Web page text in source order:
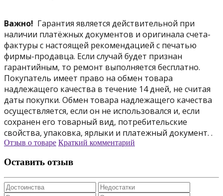
Важно! Гарантия является действительной при
наличии платёжных документов и оригинала счета-
фактуры с настоящей рекомендацией с печатью
фирмы-продавца. Если случай будет признан
гарантийным, то ремонт выполняется бесплатно.
Покупатель имеет право на обмен товара
надлежащего качества в течение 14 дней, не считая
даты покупки. Обмен товара надлежащего качества
осуществляется, если он не использовался и, если
сохранен его товарный вид, потребительские
свойства, упаковка, ярлыки и платежный документ. .
Отзыв о товаре Краткий комментарий
Оставить отзыв